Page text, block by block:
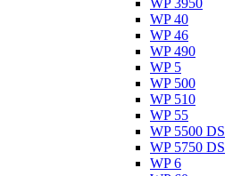
WP 40
WP 46
WP 490
WP 5
WP 500
WP 510
WP 55
WP 5500 DS
WP 5750 DS
WP 6